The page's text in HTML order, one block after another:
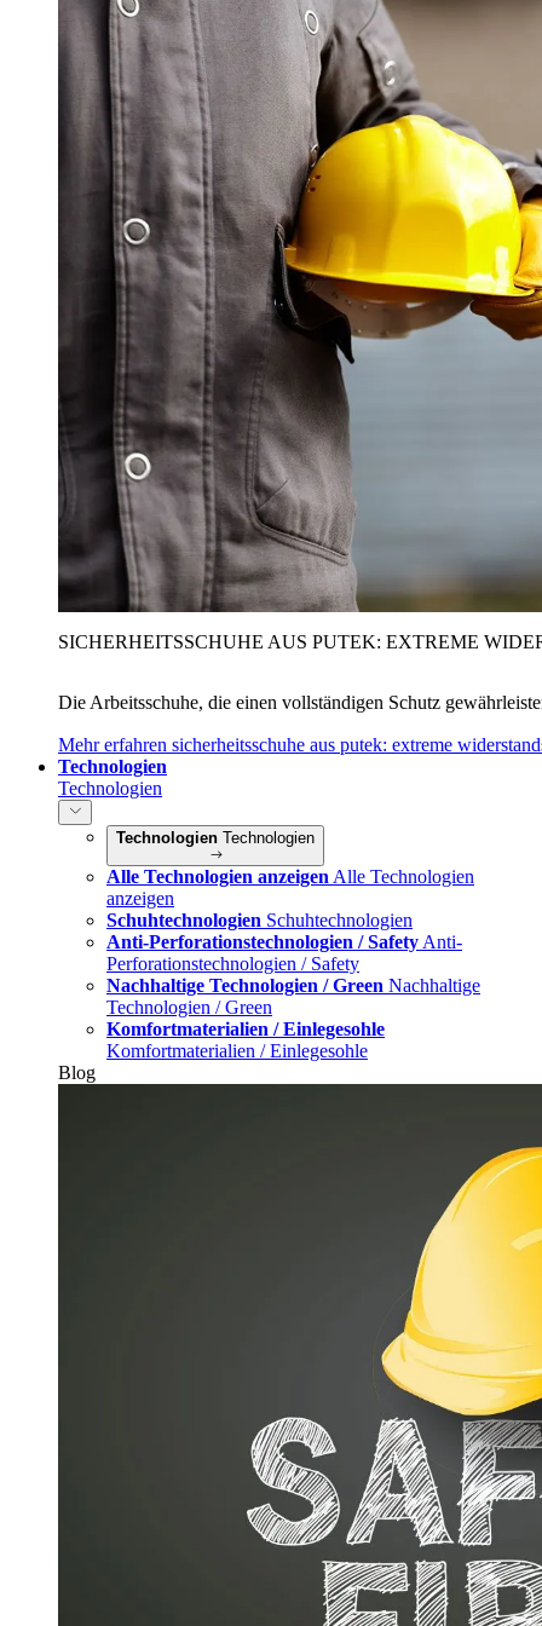
SICHERHEITSSCHUHE AUS PUTEK: EXTREME
Die Arbeitsschuhe, die einen vollständigen Schutz
Mehr erfahren sicherheitsschuhe aus putek: extreme
Technologien
Technologien
Technologien Technologien
Alle Technologien anzeigen Alle Technologien
anzeigen
Schuhtechnologien Schuhtechnologien
Anti-Perforationstechnologien / Safety Anti-
Perforationstechnologien / Safety
Nachhaltige Technologien / Green Nachhaltige
Technologien / Green
Komfortmaterialien / Einlegesohle
Komfortmaterialien / Einlegesohle
Blog